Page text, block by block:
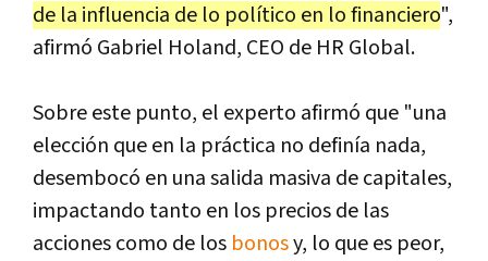
de la influencia de lo político en lo financiero",
afirmó Gabriel Holand, CEO de HR Global.
Sobre este punto, el experto afirmó que "una
elección que en la práctica no definía nada,
desembocó en una salida masiva de capitales,
impactando tanto en los precios de las
acciones como de los bonosy, lo que es peor,